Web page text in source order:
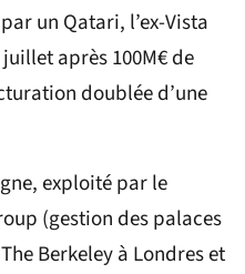
un Qatari, l’ex-Vista
après 100M€ de
doublée d’une
exploité par le
(gestion des palaces
Berkeley à Londres et